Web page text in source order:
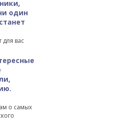
один
для вас
о самых